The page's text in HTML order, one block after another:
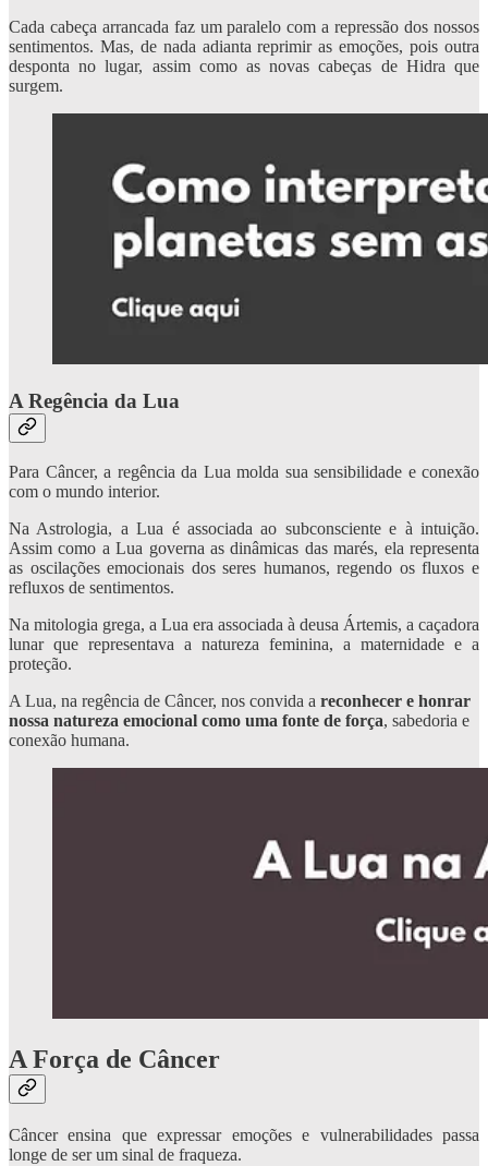
Cada cabeça arrancada faz um paralelo com a repressão dos nossos
sentimentos. Mas, de nada adianta reprimir as emoções, pois outra
desponta no lugar, assim como as novas cabeças de Hidra que
surgem.
A Regência da Lua
Para Câncer, a regência da Lua molda sua sensibilidade e conexão
com o mundo interior.
Na Astrologia, a Lua é associada ao subconsciente e à intuição.
Assim como a Lua governa as dinâmicas das marés, ela representa
as oscilações emocionais dos seres humanos, regendo os fluxos e
refluxos de sentimentos.
Na mitologia grega, a Lua era associada à deusa Ártemis, a caçadora
lunar que representava a natureza feminina, a maternidade e a
proteção.
A Lua, na regência de Câncer, nos convida a reconhecer e honrar
nossa natureza emocional como uma fonte de força, sabedoria e
conexão humana.
A Força de Câncer
Câncer ensina que expressar emoções e vulnerabilidades passa
longe de ser um sinal de fraqueza.